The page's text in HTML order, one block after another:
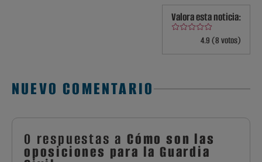
Valora esta noticia:
4.9 (8 votos)
NUEVO COMENTARIO
0 respuestas a Cómo son las
oposiciones para la Guardia